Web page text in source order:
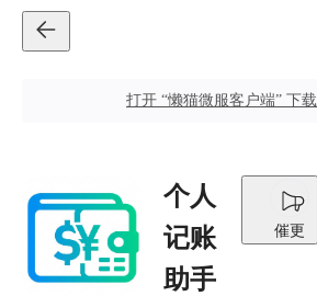
打开 “懒猫微服客户端” 下
个人
记账
助手
催更